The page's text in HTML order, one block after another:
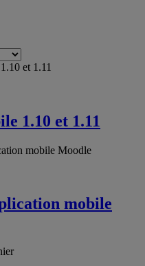
1.10 et 1.11
mobile